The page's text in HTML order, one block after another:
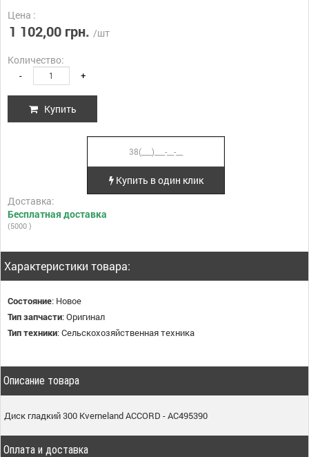
Цена :
1 102,00 грн. /шт
Количество:
- +
Купить
Купить в один клик
Доставка:
Бесплатная доставка
(5000 )
Характеристики товара:
Состояние: Новое
Тип запчасти:Оригинал
Тип техники:Сельскохозяйственная техника
Описание товара
Диск гладкий 300 Kverneland ACCORD - AC495390
Оплата и доставка